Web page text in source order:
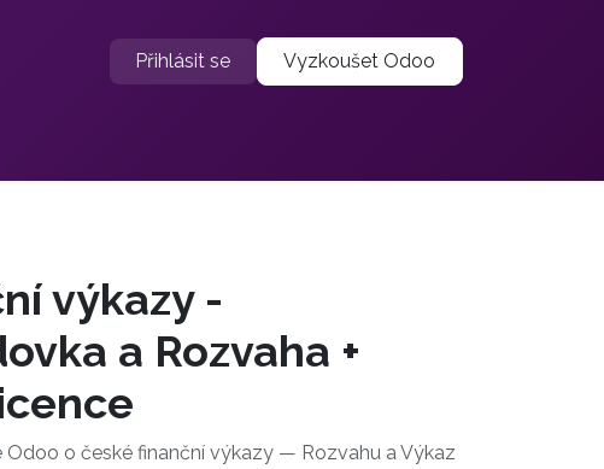
Přihlásit se Vyzkoušet Odoo
výkazy -
a Rozvaha +
Odoo o české finanční výkazy — Rozvahu a Výkaz